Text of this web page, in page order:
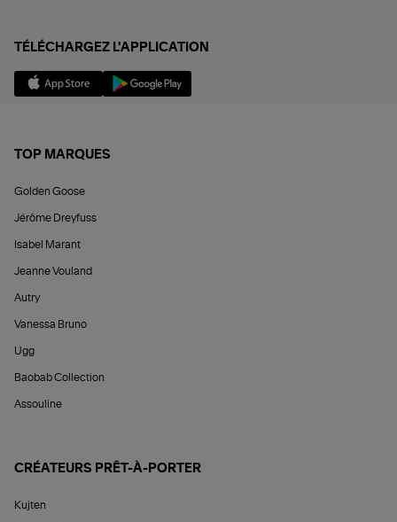
TÉLÉCHARGEZ L'APPLICATION
TOP MARQUES
Golden Goose
Jérôme Dreyfuss
Isabel Marant
Jeanne Vouland
Autry
Vanessa Bruno
Ugg
Baobab Collection
Assouline
CRÉATEURS PRÊT-À-PORTER
Kujten